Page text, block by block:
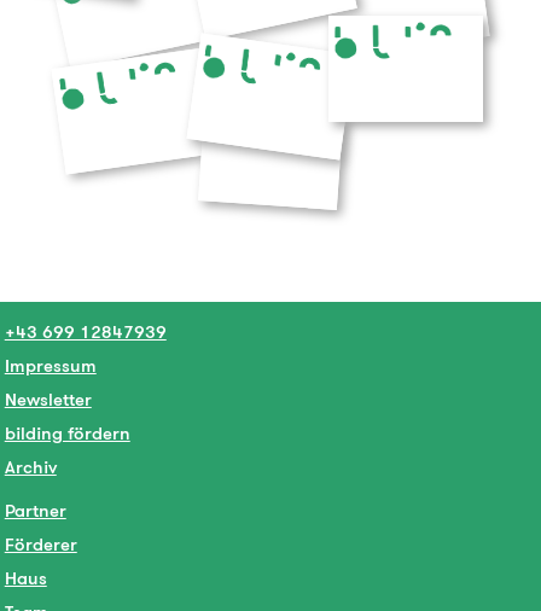
+43 699 12847939
Impressum
Newsletter
bilding fördern
Archiv
Partner
Förderer
Haus